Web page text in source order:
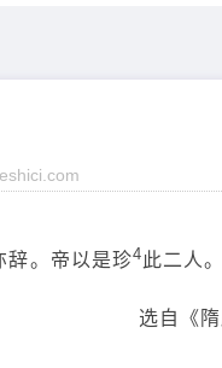
辞。帝以是珍4 此二人。
选自《隋